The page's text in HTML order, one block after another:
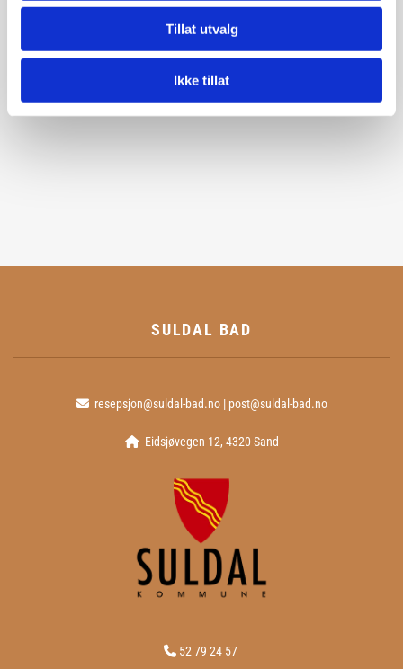
Tillat utvalg
Ikke tillat
SULDAL BAD
 resepsjon@suldal-bad.no| post@suldal-bad.no
Eidsjøvegen 12, 4320 Sand
52 79 24 57